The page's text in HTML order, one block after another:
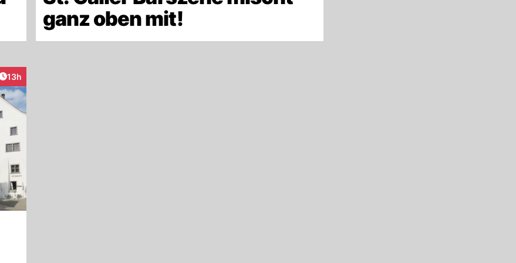
ganz oben mit!
Artikel veröffentlicht:
13h